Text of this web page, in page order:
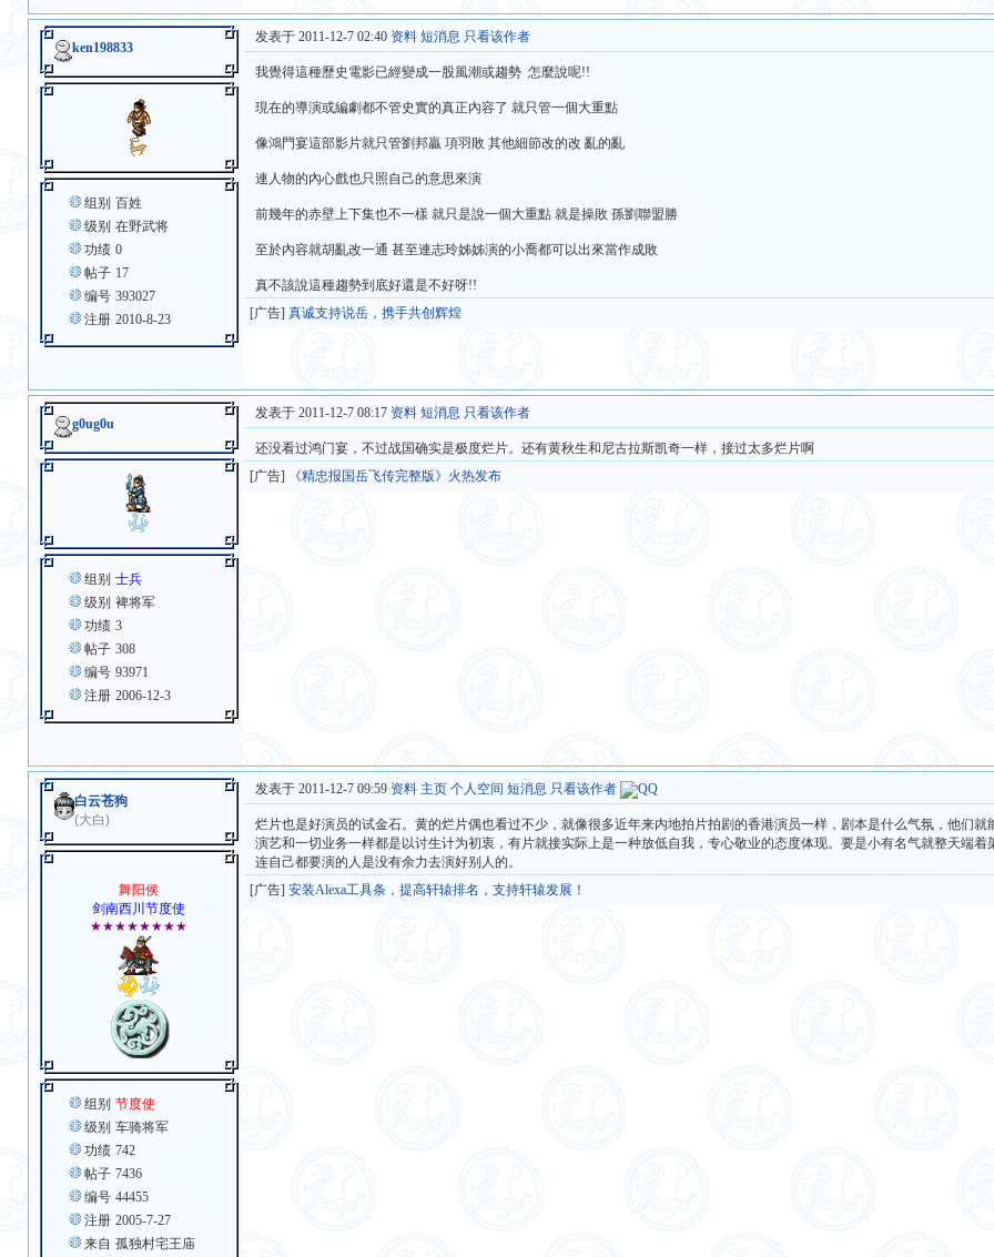
ken198833
组别 百姓
级别 在野武将
功绩 0
帖子 17
编号 393027
注册 2010-8-23
发表于 2011-12-7 02:40 资料 短消息 只看该作者
我覺得這種歷史電影已經變成一股風潮或趨勢 怎麼說呢!!
現在的導演或編劇都不管史實的真正內容了 就只管一個大重點
像鴻門宴這部影片就只管劉邦贏 項羽敗 其他細節改的改 亂的亂
連人物的內心戲也只照自己的意思來演
前幾年的赤壁上下集也不一樣 就只是說一個大重點 就是操敗 孫劉聯盟勝
至於內容就胡亂改一通 甚至連志玲姊姊演的小喬都可以出來當作成敗
真不該說這種趨勢到底好還是不好呀!!
[广告] 真诚支持说岳，携手共创辉煌
g0ug0u
组别 士兵
级别 裨将军
功绩 3
帖子 308
编号 93971
注册 2006-12-3
发表于 2011-12-7 08:17 资料 短消息 只看该作者
还没看过鸿门宴，不过战国确实是极度烂片。还有黄秋生和尼古拉斯凯奇一样，接过太多烂片啊
[广告]
《精忠报国岳飞传完整版》火热发布
白云苍狗
(大白)
舞阳侯
剑南西川节度使
★★★★★★★★
组别 节度使
级别 车骑将军
功绩 742
帖子 7436
编号 44455
注册 2005-7-27
来自 孤独村宅王庙
发表于 2011-12-7 09:59 资料 主页 个人空间 短消息 只看该作者
烂片也是好演员的试金石。黄的烂片偶也看过不少，就像很多近年来内地拍片拍剧的香港演员一样，剧本是什么气氛，他们
演艺和一切业务一样都是以讨生计为初衷，有片就接实际上是一种放低自我，专心敬业的态度体现。要是小有名气就整天端
连自己都要演的人是没有余力去演好别人的。
[广告] 安装Alexa工具条，提高轩辕排名，支持轩辕发展！